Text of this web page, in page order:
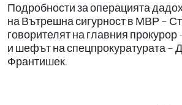
Подробности за операцията
на Вътрешна сигурност в МВР –
говорителят на главния
и шефът на спецпрокуратурата –
Франтишек.